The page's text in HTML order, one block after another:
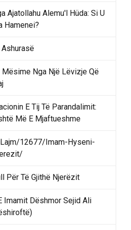
Ajatollahu Alemu'l Hüda: Si U
Hamenei?
Nga Një Lëvizje Që
E Tij Të Parandalimit:
Më E Mjaftueshme
12677/Imam-Hyseni-
Për Të Gjithë Njerëzit
Imamit Dëshmor Sejid Ali